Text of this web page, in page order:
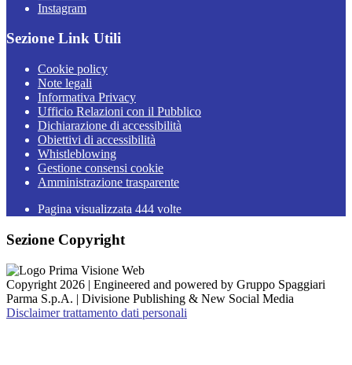
Instagram
Sezione Link Utili
Cookie policy
Note legali
Informativa Privacy
Ufficio Relazioni con il Pubblico
Dichiarazione di accessibilità
Obiettivi di accessibilità
Whistleblowing
Gestione consensi cookie
Amministrazione trasparente
Pagina visualizzata 444 volte
Sezione Copyright
Copyright 2026 | Engineered and powered by Gruppo Spaggiari
Parma S.p.A. | Divisione Publishing & New Social Media
Disclaimer trattamento dati personali